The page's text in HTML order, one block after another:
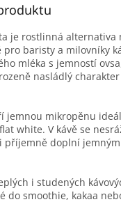
je rostlinná alternativa
pro baristy a milovníky
mléka s jemností
nasládlý charakter
jemnou mikropěnu
white. V kávě se
příjemně doplní
i studených
do smoothie, kakaa